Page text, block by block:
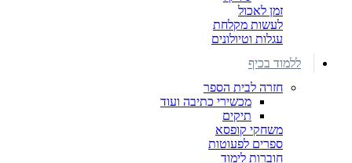
זמן לאכול
לעשות מקלחת
עגלות וטיולונים
ללמוד בכיף
חזרה לבית הספר
מכשירי כתיבה ועוד
תיקים
משחקי קופסא
ספרים לפעוטות
חוברות לימוד